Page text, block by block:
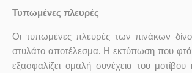
Τυπωμένες πλευρές
Οι τυπωμένες πλευρές των πινάκων
στυλάτο αποτέλεσμα. Η εκτύπωση που
εξασφαλίζει ομαλή συνέχεια του μοτίβου